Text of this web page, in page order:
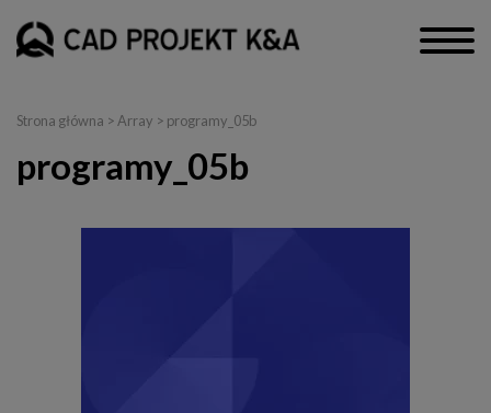
Strona główna > Array > programy_05b
programy_05b